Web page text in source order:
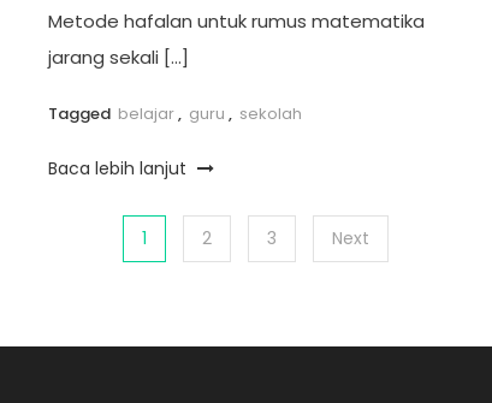
Metode hafalan untuk rumus matematika
jarang sekali […]
Tagged belajar, guru , sekolah
Baca lebih lanjut
1 2 3 Next